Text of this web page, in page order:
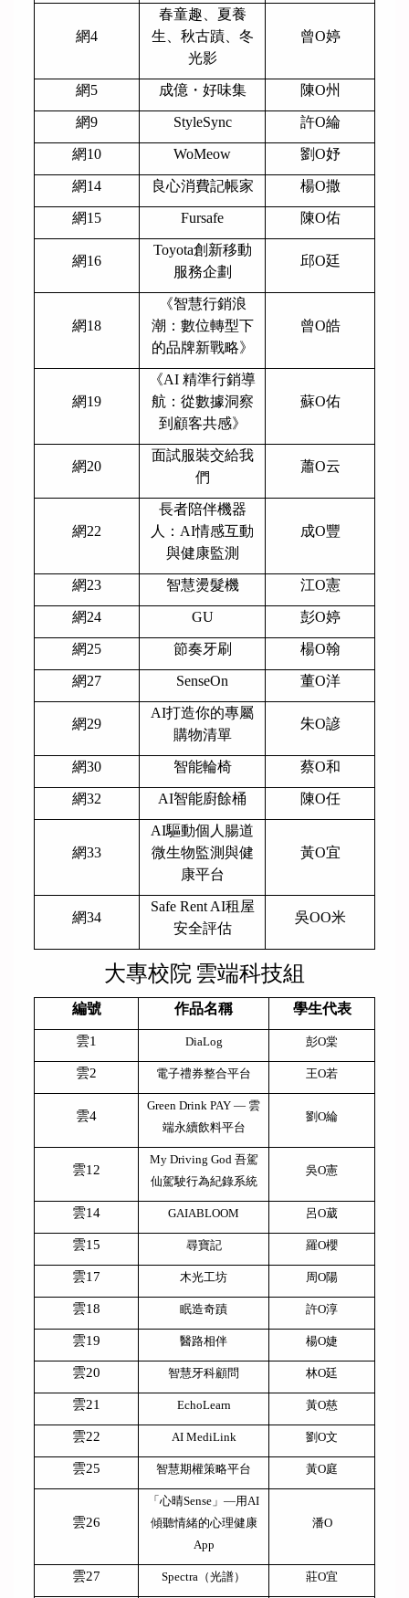
網4
春童趣、夏養
生、秋古蹟、冬
光影
曾O婷
網5 成億・好味集 陳O州
網9 StyleSync 許O綸
網10 WoMeow 劉O妤
網14 良心消費記帳家 楊O撒
網15 Fursafe 陳O佑
網16
Toyota創新移動
服務企劃
邱O廷
網18
《智慧行銷浪
潮：數位轉型下
的品牌新戰略》
曾O皓
網19
《AI 精準行銷導
航：從數據洞察
到顧客共感》
蘇O佑
網20
面試服裝交給我
們
蕭O云
網22
長者陪伴機器
人：AI情感互動
與健康監測
成O豐
網23 智慧燙髮機 江O憲
網24 GU 彭O婷
網25 節奏牙刷 楊O翰
網27 SenseOn 董O洋
網29
AI打造你的專屬
購物清單
朱O諺
網30 智能輪椅 蔡O和
網32 AI智能廚餘桶 陳O任
網33
AI驅動個人腸道
微生物監測與健
康平台
黃O宜
網34
Safe Rent AI租屋
安全評估
吳OO米
大專校院雲端科技組
編號 作品名稱 學生代表
雲1 DiaLog 彭O棠
雲2 電子禮券整合平台 王O若
雲4
Green Drink PAY — 雲
端永續飲料平台
劉O綸
雲12
My Driving God 吾駕
仙駕駛行為紀錄系統
吳O憲
雲14 GAIABLOOM 呂O葳
雲15 尋寶記 羅O櫻
雲17 木光工坊 周O陽
雲18 眠造奇蹟 許O淳
雲19 醫路相伴 楊O婕
雲20 智慧牙科顧問 林O廷
雲21 EchoLearn 黃O慈
雲22 AI MediLink 劉O文
雲25 智慧期權策略平台 黃O庭
雲26
「心晴Sense」—用AI
傾聽情緒的心理健康
App
潘O
雲27 Spectra （光譜） 莊O宜